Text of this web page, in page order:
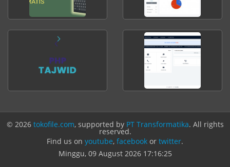
© 2026 tokofile.com, supported by PT Transformatika. All rights
reserved.
Find us on youtube, facebook or twitter.
Minggu, 09 August 2026 17:16:25